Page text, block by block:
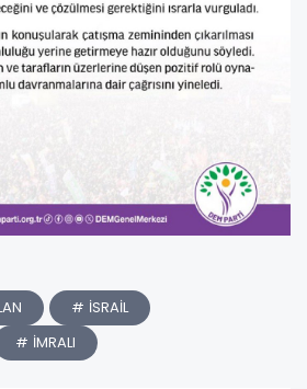
# İSRAİL
# İMRALI